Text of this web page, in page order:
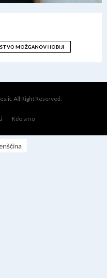
MOŽGANOV HOBIJI
All Right Reserved.
Kdo smo